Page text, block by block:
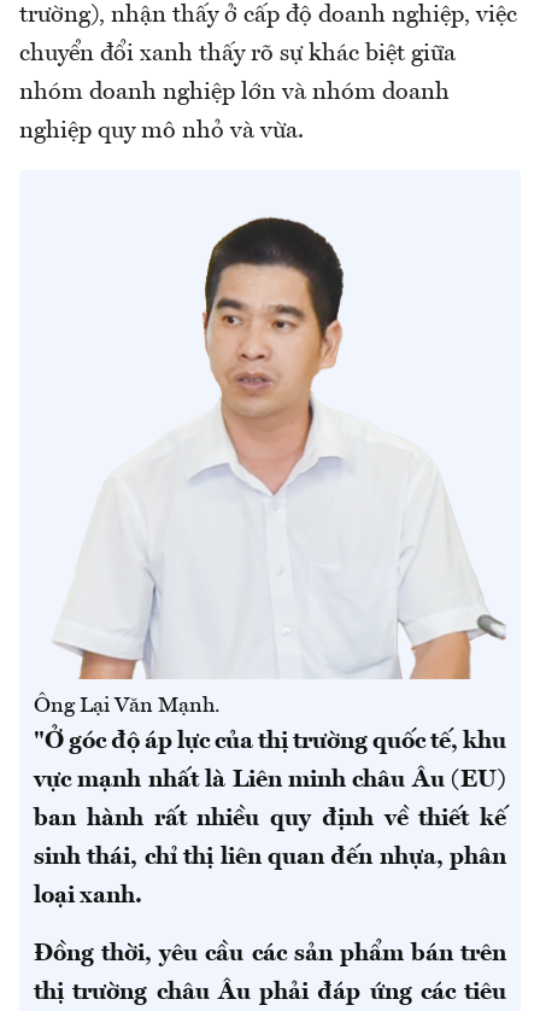
trường), nhận thấy ở cấp độ doanh nghiệp, việc
chuyển đổi xanh thấy rõ sự khác biệt giữa
nhóm doanh nghiệp lớn và nhóm doanh
nghiệp quy mô nhỏ và vừa.
Ông Lại Văn Mạnh.
"Ở góc độ áp lực của thị trường quốc tế, khu
vực mạnh nhất là Liên minh châu Âu (EU)
ban hành rất nhiều quy định về thiết kế
sinh thái, chỉ thị liên quan đến nhựa, phân
loại xanh.
Đồng thời, yêu cầu các sản phẩm bán trên
thị trường châu Âu phải đáp ứng các tiêu